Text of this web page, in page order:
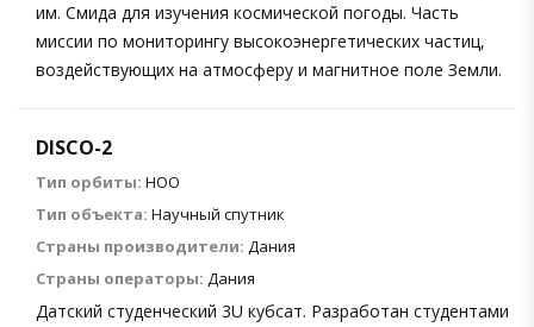
им. Смида для изучения космической погоды. Часть
миссии по мониторингу высокоэнергетических частиц,
воздействующих на атмосферу и магнитное поле Земли.
DISCO-2
Тип орбиты: НОО
Тип объекта: Научный спутник
Страны производители: Дания
Страны операторы: Дания
Датский студенческий 3U кубсат. Разработан студентами